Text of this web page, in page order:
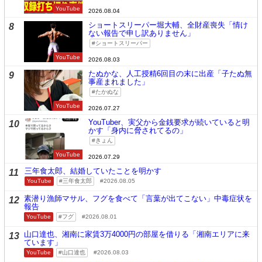
YouTube 2026.08.04
8
YouTube
ショートスリーパー堀大輔、全財産喪失「情け
ない報告で申し訳ありません」
ショートスリーパー
2026.08.03
9
YouTube
たぬかな、人工授精6回目の末に出産「子たぬ無
事産まれました」
たかぬな
2026.07.27
10
YouTube
YouTuber、実父から金銭要求が続いていると明
かす「身内に脅されてるの」
きょん
2026.07.29
11 三年食太郎、結婚していたことを明かす
YouTube 三年食太郎 2026.08.05
12 素潜り漁師マサル、フグを食べて「言葉が出てこない」中毒症状を
報告
YouTube フグ 2026.08.01
13 山口達也、湘南に家賃3万4000円の部屋を借りる「湘南エリアに来
ています」
YouTube 山口達也 2026.08.03